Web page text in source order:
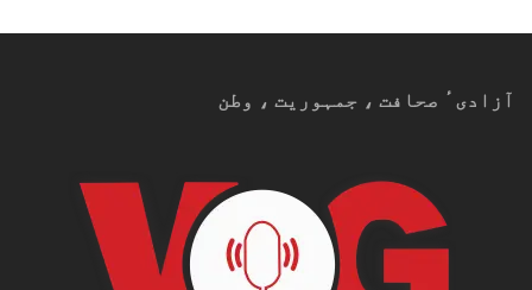
آزادیٴ صحافت ، جمہوریت ، وطن